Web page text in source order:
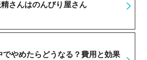
さんはのんびり屋さん
やめたらどうなる？費用と効果